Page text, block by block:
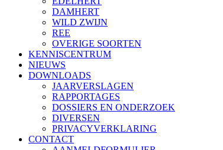
DAMHERT
WILD ZWIJN
REE
OVERIGE SOORTEN
KENNISCENTRUM
NIEUWS
DOWNLOADS
JAARVERSLAGEN
RAPPORTAGES
DOSSIERS EN ONDERZOEK
DIVERSEN
PRIVACYVERKLARING
CONTACT